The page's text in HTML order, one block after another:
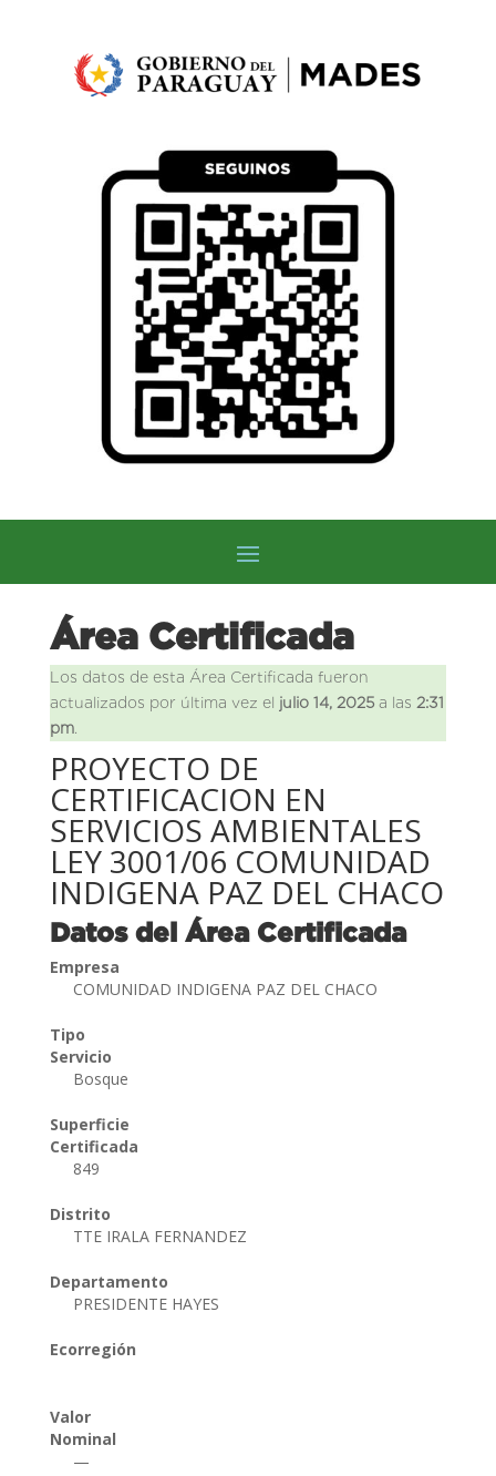
Área Certificada
Los datos de esta Área Certificada fueron
actualizados por última vez el julio 14, 2025a las 2:31
pm.
PROYECTO DE
CERTIFICACION EN
SERVICIOS AMBIENTALES
LEY 3001/06 COMUNIDAD
INDIGENA PAZ DEL CHACO
Datos del Área Certificada
Empresa
COMUNIDAD INDIGENA PAZ DEL CHACO
Tipo
Servicio
Bosque
Superficie
Certificada
849
Distrito
TTE IRALA FERNANDEZ
Departamento
PRESIDENTE HAYES
Ecorregión
Valor
Nominal
—